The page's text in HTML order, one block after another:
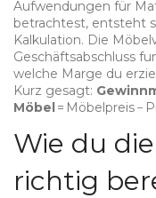
Aufwendungen für
betrachtest, entsteht
Kalkulation. Die
Geschäftsabschluss
welche Marge du
Kurz gesagt:
Möbel= Möbelpreis −
Wie du
richtig